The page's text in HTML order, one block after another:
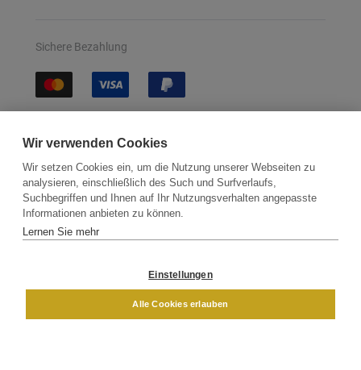
Sichere Bezahlung
Kontakt Newsletter Partner
Versand
DAMEN
Wir verwenden Cookies
Wir setzen Cookies ein, um die Nutzung unserer Webseiten zu
analysieren, einschließlich des Such und Surfverlaufs,
Suchbegriffen und Ihnen auf Ihr Nutzungsverhalten angepasste
Informationen anbieten zu können.
Lernen Sie mehr
Einstellungen
Alle Cookies erlauben